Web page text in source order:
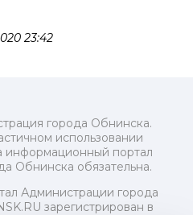
23:42
города Обнинска.
использовании
информационный портал
Обнинска обязательна.
Администрации города
зарегистрирован в